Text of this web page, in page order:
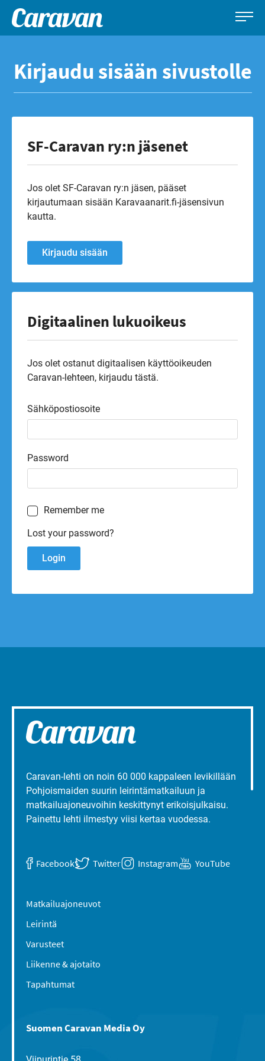
sisältöön
Caravan-
Leirintämatkailun
Kirjaudu sisään sivustolle
SF-Caravan ry:n jäsenet
Jos olet SF-Caravan ry:n jäsen, pääset
kirjautumaan sisään Karavaanarit.fi-jäsensivun
kautta.
Kirjaudu sisään
Digitaalinen lukuoikeus
Jos olet ostanut digitaalisen käyttöoikeuden
Caravan-lehteen, kirjaudu tästä.
Sähköpostiosoite
Password
Remember me
Lost your password?
Caravan-lehti on noin 60 000 kappaleen levikillään
Pohjoismaiden suurin leirintämatkailuun ja
matkailuajoneuvoihin keskittynyt erikoisjulkaisu.
Painettu lehti ilmestyy viisi kertaa vuodessa.
Facebook Twitter Instagram YouTube
Matkailuajoneuvot
Leirintä
Varusteet
Liikenne & ajotaito
Tapahtumat
Suomen Caravan Media Oy